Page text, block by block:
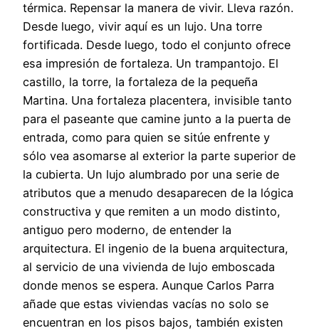
térmica. Repensar la manera de vivir. Lleva razón.
Desde luego, vivir aquí es un lujo. Una torre
fortificada. Desde luego, todo el conjunto ofrece
esa impresión de fortaleza. Un trampantojo. El
castillo, la torre, la fortaleza de la pequeña
Martina. Una fortaleza placentera, invisible tanto
para el paseante que camine junto a la puerta de
entrada, como para quien se sitúe enfrente y
sólo vea asomarse al exterior la parte superior de
la cubierta. Un lujo alumbrado por una serie de
atributos que a menudo desaparecen de la lógica
constructiva y que remiten a un modo distinto,
antiguo pero moderno, de entender la
arquitectura. El ingenio de la buena arquitectura,
al servicio de una vivienda de lujo emboscada
donde menos se espera. Aunque Carlos Parra
añade que estas viviendas vacías no solo se
encuentran en los pisos bajos, también existen